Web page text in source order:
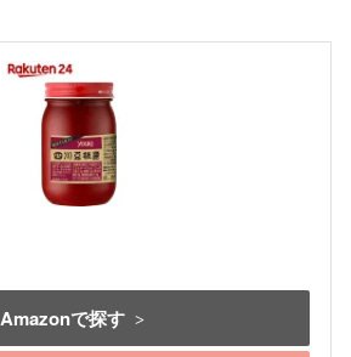
Amazonで探す